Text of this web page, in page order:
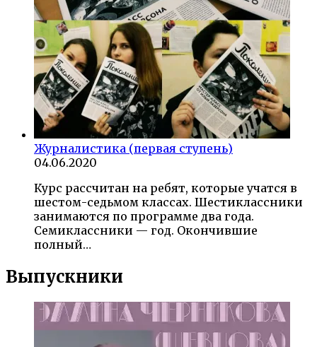
Журналистика (первая ступень)
04.06.2020
Курс рассчитан на ребят, которые учатся в
шестом-седьмом классах. Шестиклассники
занимаются по программе два года.
Семиклассники — год. Окончившие
полный…
Выпускники